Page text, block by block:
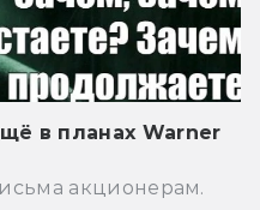
в планах Warner
акционерам.